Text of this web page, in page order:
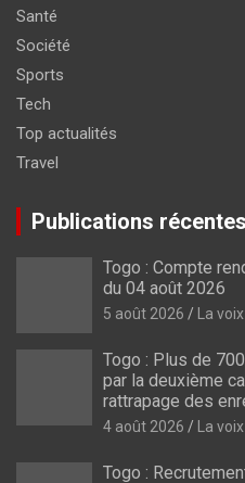
Santé
Société
Sports
Tech
Top actualités
Travel
Publications récentes
Togo : Compte
du 04 août 2026
5 août 2026 La
Togo : Plus de
par la deuxième
rattrapage des
4 août 2026 La
Togo :